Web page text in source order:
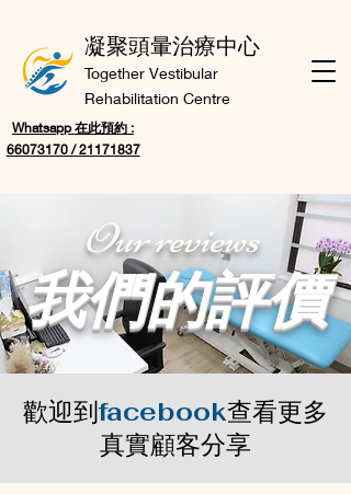
凝聚頭暈治療中心
Together Vestibular
Rehabilitation Centre
Whatsapp 在此預約 :
66073170 / 21171837
Our reviews
我們的評價
歡迎到facebook查看更多
真實顧客分享